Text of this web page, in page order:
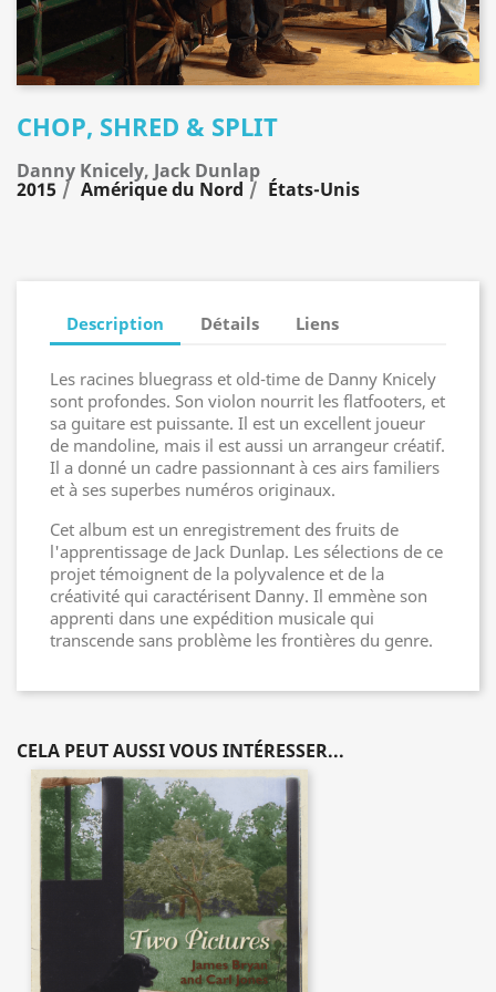
CHOP, SHRED & SPLIT
Danny Knicely, Jack Dunlap
2015 Amérique du Nord États-Unis
Description Détails Liens
Les racines bluegrass et old-time de Danny Knicely
sont profondes. Son violon nourrit les flatfooters, et
sa guitare est puissante. Il est un excellent joueur
de mandoline, mais il est aussi un arrangeur créatif.
Il a donné un cadre passionnant à ces airs familiers
et à ses superbes numéros originaux.
Cet album est un enregistrement des fruits de
l'apprentissage de Jack Dunlap. Les sélections de ce
projet témoignent de la polyvalence et de la
créativité qui caractérisent Danny. Il emmène son
apprenti dans une expédition musicale qui
transcende sans problème les frontières du genre.
CELA PEUT AUSSI VOUS INTÉRESSER...